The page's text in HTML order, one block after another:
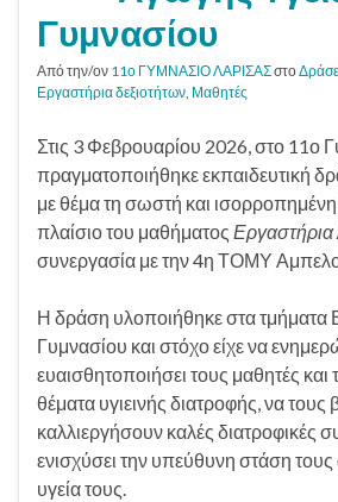
Γυμνασίου
Από την/ον 11ο ΓΥΜΝΑΣΙΟ ΛΑΡΙΣΑΣστο
Εργαστήρια δεξιοτήτων, Μαθητές
Στις 3 Φεβρουαρίου 2026, στο 11ο
πραγματοποιήθηκε εκπαιδευτική
με θέμα τη σωστή και
πλαίσιο του μαθήματος Εργαστήρια
συνεργασία με την 4η ΤΟΜΥ
Η δράση υλοποιήθηκε στα τμήματα
Γυμνασίου και στόχο είχε να
ευαισθητοποιήσει τους μαθητές και
θέματα υγιεινής διατροφής, να τους
καλλιεργήσουν καλές διατροφικές
ενισχύσει την υπεύθυνη στάση τους
υγεία τους.